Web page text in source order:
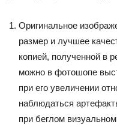
Оригинальное
размер и лучшее
копией, полученной в
можно в фотошопе
при его увеличении
наблюдаться
при беглом